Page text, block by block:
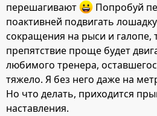
перешагивают
Попробуй
поактивней подвигать
сокращения на рыси и галопе,
препятствие проще будет
любимого тренера,
тяжело. Я без него даже на
Но что делать, приходится
наставления.